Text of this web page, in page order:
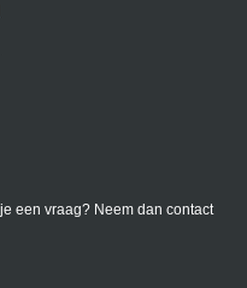
een vraag? Neem dan contact